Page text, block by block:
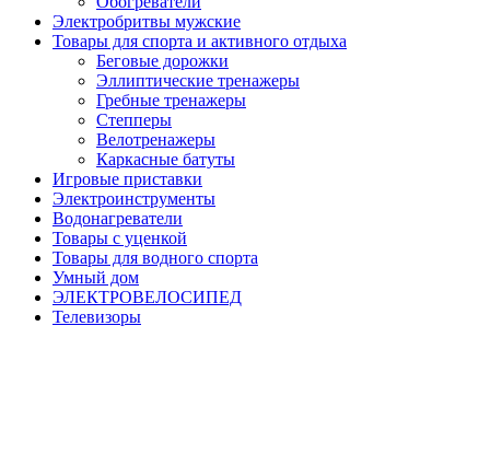
Электробритвы мужские
Товары для спорта и активного отдыха
Беговые дорожки
Эллиптические тренажеры
Гребные тренажеры
Степперы
Велотренажеры
Каркасные батуты
Игровые приставки
Электроинструменты
Водонагреватели
Товары с уценкой
Товары для водного спорта
Умный дом
ЭЛЕКТРОВЕЛОСИПЕД
Телевизоры